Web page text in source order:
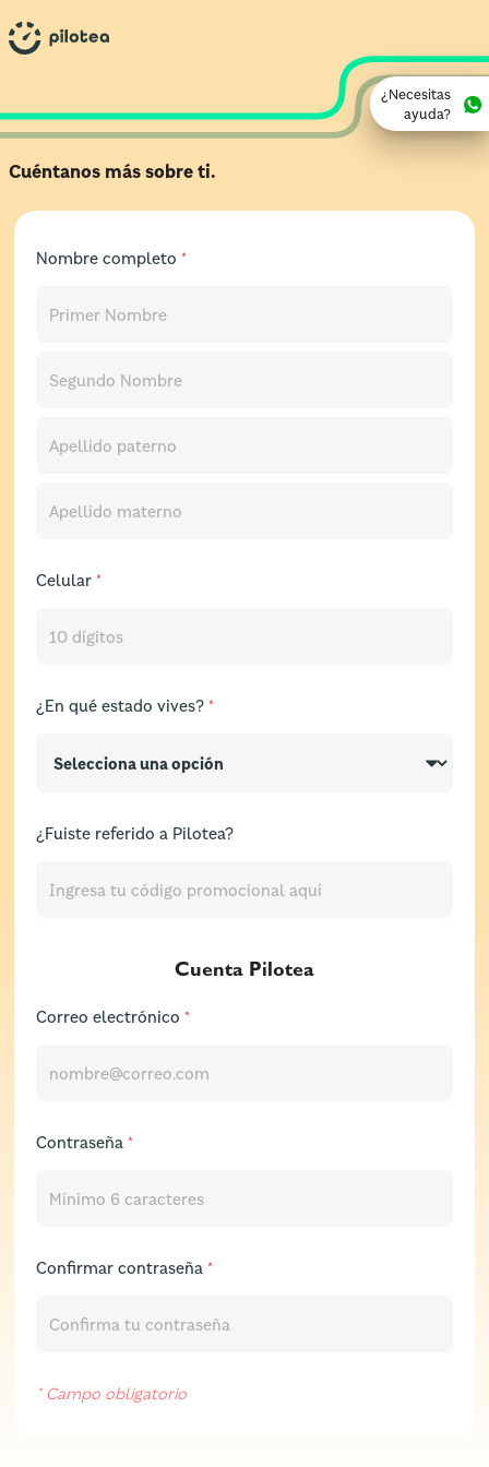
¿Necesitas
ayuda?
Cuéntanos más sobre ti.
Nombre completo
Celular
¿En qué estado vives?
¿Fuiste referido a Pilotea?
Cuenta Pilotea
Correo electrónico
Contraseña
Confirmar contraseña
* Campo obligatorio